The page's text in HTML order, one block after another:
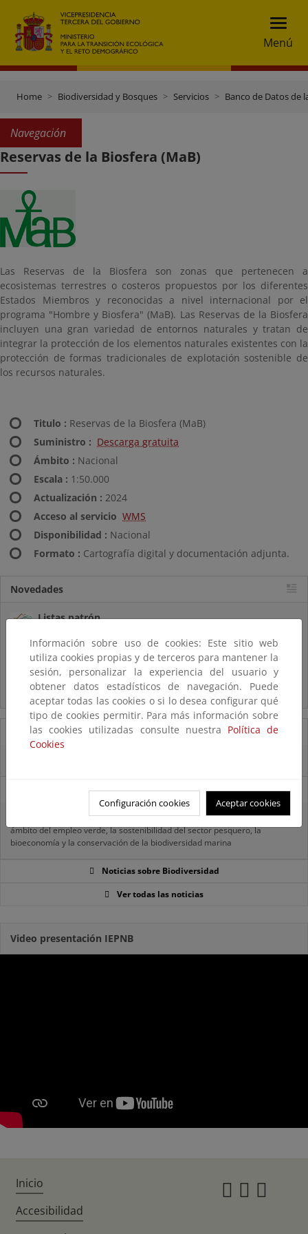
Menú
Home Biodiversidad y Bosques Servicios Banco de Datos de
Navegación
Reservas de la Biosfera (MaB)
Las Reservas de la Biosfera son zonas que pertenecen a
ecosistemas terrestres o costeros propuestos por los diferentes
Estados Miembros y reconocidas a nivel internacional por el
programa "Hombre y Biosfera" (MaB). Las Reservas de la Biosfera
incluyen una gran variedad de entornos naturales y tratan de
integrar la protección de los elementos naturales existentes con la
protección de formas tradicionales de explotación sostenible de
los recursos naturales.
Titulo : Reservas de la Biosfera (MaB)
Suministro : Descarga gratuita
Ámbito : Nacional
Escala : 1:50.000
Actualización : 2024
Acceso al servicio WMS
Disponibilidad : Nacional
Formato : Cartografía digital y documentación adjunta.
Novedades
Listas patrón
silvestres presentes en España
Preguntas frecuentes...
Acceso a los recursos genéticos y reparto de beneficios
14/08/2025
El MITECO recibe 485 propuestas para proyectos transformadores en el
ámbito del empleo verde, la sostenibilidad del sector pesquero, la
bioeconomía y la conservación de la biodiversidad marina
Noticias sobre Biodiversidad
Ver todas las noticias
Video presentación IEPNB
Información sobre uso de cookies: Este sitio web
utiliza cookies propias y de terceros para mantener la
sesión, personalizar la experiencia del usuario y
obtener datos estadísticos de navegación. Puede
aceptar todas las cookies o si lo desea configurar qué
tipo de cookies permitir. Para más información sobre
las cookies utilizadas consulte nuestra Política de
Cookies
Configuración cookies Aceptar cookies
Inicio
Accesibilidad